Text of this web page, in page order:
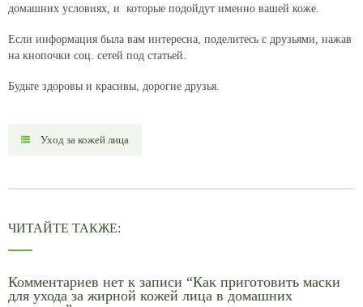
домашних условиях, и которые подойдут именно вашей коже.
Если информация была вам интересна, поделитесь с друзьями, нажав
на кнопочки соц. сетей под статьей.
Будьте здоровы и красивы, дорогие друзья.
Уход за кожей лица
ЧИТАЙТЕ ТАКЖЕ:
Комментариев нет к записи “Как приготовить маски
для ухода за жирной кожей лица в домашних